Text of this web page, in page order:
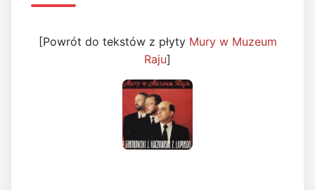
[Powrót do tekstów z płyty Mury w Muzeum
Raju]